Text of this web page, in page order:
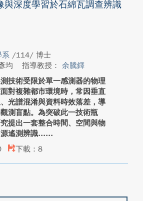
與深度學習於石綿瓦調查辨識
系 /114/ 博士
均
指導教授： 余騰鐸
技術受限於單一感測器的物理
對複雜都市環境時，常因垂直
光譜混淆與資料時效落差，導
測盲點。為突破此一技術瓶
提出一套整合時間、空間與物
遙測辨識...
下載：8